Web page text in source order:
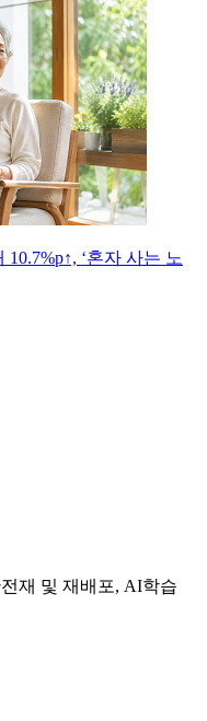
‘혼자 사는 노
재 및 재배포, AI학습